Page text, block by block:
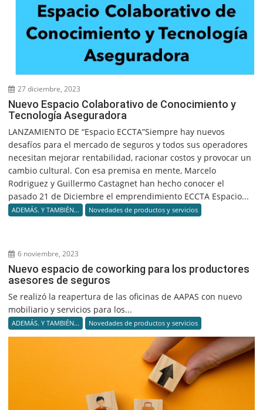
27 diciembre, 2023
Nuevo Espacio Colaborativo de Conocimiento y
Tecnología Aseguradora
LANZAMIENTO DE “Espacio ECCTA”Siempre hay nuevos
desafíos para el mercado de seguros y todos sus operadores
necesitan mejorar rentabilidad, racionar costos y provocar un
cambio cultural. Con esa premisa en mente, Marcelo
Rodriguez y Guillermo Castagnet han hecho conocer el
pasado 21 de Diciembre el emprendimiento ECCTA Espacio...
ADEMÁS. Y TAMBIÉN... Novedades de productos y servicios
6 noviembre, 2023
Nuevo espacio de coworking para los productores
asesores de seguros
Se realizó la reapertura de las oficinas de AAPAS con nuevo
mobiliario y servicios para los...
ADEMÁS. Y TAMBIÉN... Novedades de productos y servicios